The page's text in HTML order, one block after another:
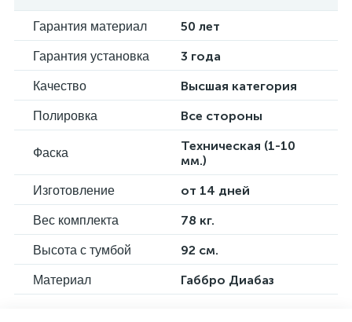
Гарантия материал 50 лет
Гарантия установка 3 года
Качество Высшая категория
Полировка Все стороны
Фаска
Техническая (1-10
мм.)
Изготовление от 14 дней
Вес комплекта 78 кг.
Высота с тумбой 92 см.
Материал Габбро Диабаз